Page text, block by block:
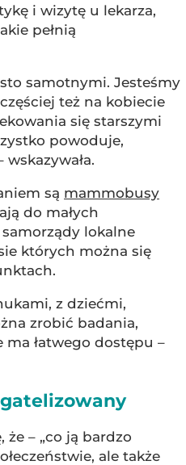
i wizytę u lekarza,
pełnią
samotnymi. Jesteśmy
też na kobiecie
się starszymi
powoduje,
są mammobusy
do małych
lokalne
których można się
z dziećmi,
zrobić badania,
łatwego dostępu –
że – „co ją bardzo
ale także